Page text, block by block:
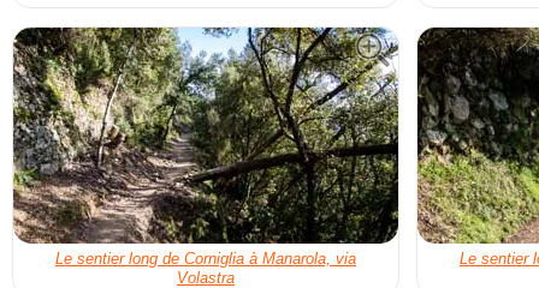
Le sentier long de Corniglia à Manarola, via
Volastra
Le sentier